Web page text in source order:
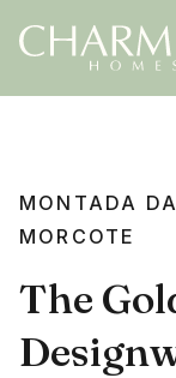
MONTADA
MORCOTE
The